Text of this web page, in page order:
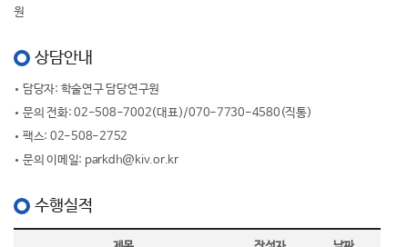
원
상담안내
담당자: 학술연구 담당연구원
문의 전화: 02-508-7002(대표)/070-7730-4580(직통)
팩스: 02-508-2752
문의 이메일: parkdh@kiv.or.kr
수행실적